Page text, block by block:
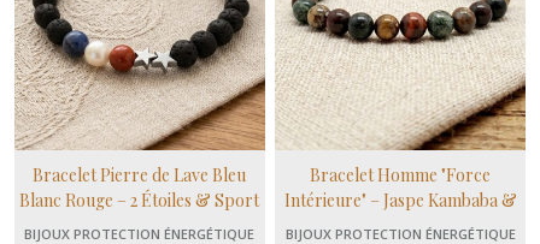
Bracelet Pierre de Lave Bleu
Blanc Rouge – 2 Étoiles & Sport
BIJOUX PROTECTION ÉNERGÉTIQUE
Bracelet Homme "Force
Intérieure" – Jaspe Kambaba &
Œil de Taureau
BIJOUX PROTECTION ÉNERGÉTIQUE